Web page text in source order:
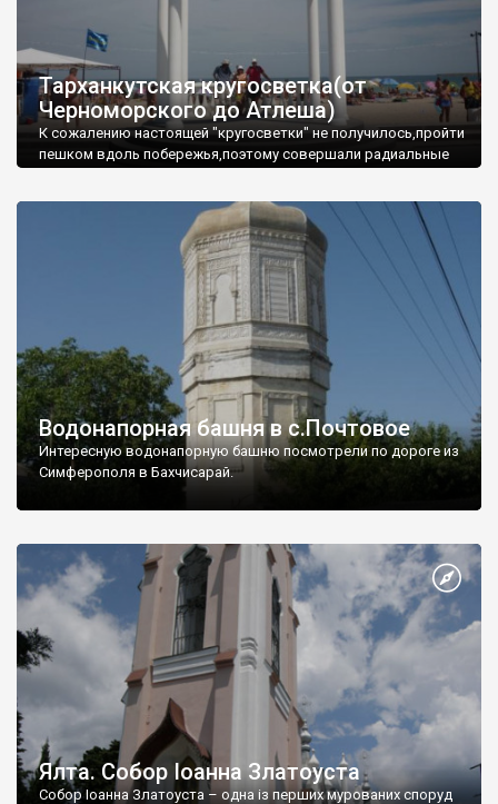
Тарханкутская кругосветка(от
Черноморского до Атлеша)
К сожалению настоящей "кругосветки" не получилось,пройти
пешком вдоль побережья,поэтому совершали радиальные
Водонапорная башня в с.Почтовое
Интересную водонапорную башню посмотрели по дороге из
Симферополя в Бахчисарай.
Ялта. Собор Іоанна Златоуста
Собор Іоанна Златоуста – одна із перших мурованих споруд